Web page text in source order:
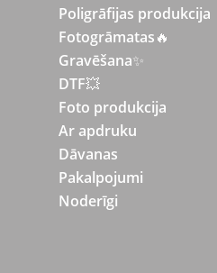
Poligrāfijas produkcija
Fotogrāmatas🔥
Gravēšana✨
DTF💥
Foto produkcija
Ar apdruku
Dāvanas
Pakalpojumi
Noderīgi